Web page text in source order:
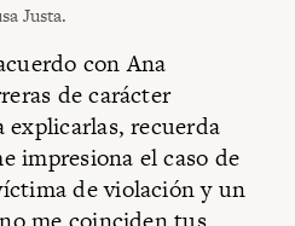
Justa.
con Ana
de carácter
recuerda
impresiona el caso de
de violación y un